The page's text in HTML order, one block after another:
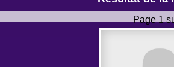
Page 1